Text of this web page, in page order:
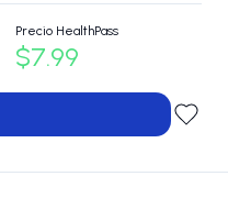
Precio HealthPass
$7.99